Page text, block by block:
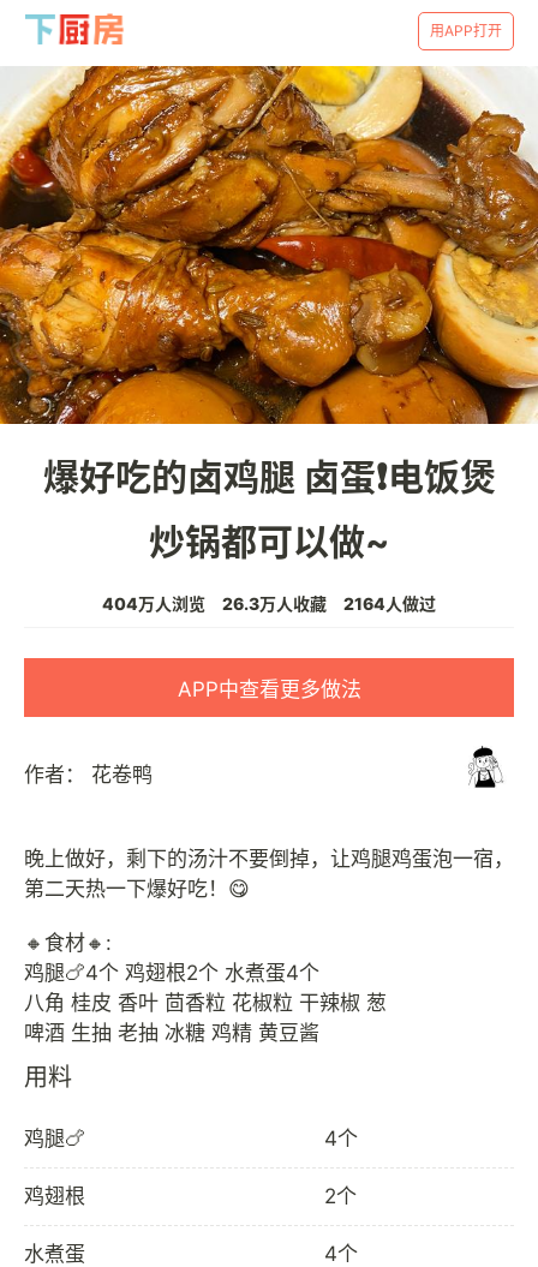
用APP打开
爆好吃的卤鸡腿 卤蛋❗电饭煲
炒锅都可以做~
404万人浏览 26.3万人收藏 2164人做过
APP中查看更多做法
作者： 花卷鸭
晚上做好，剩下的汤汁不要倒掉，让鸡腿鸡蛋泡一宿，
第二天热一下爆好吃！😋
🔸食材🔸:
鸡腿🍗4个 鸡翅根2个 水煮蛋4个
八角 桂皮 香叶 茴香粒 花椒粒 干辣椒 葱
用料
鸡腿🍗 4个
鸡翅根 2个
水煮蛋 4个